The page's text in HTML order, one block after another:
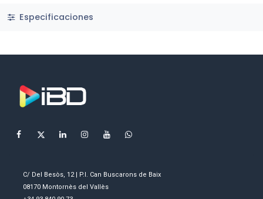
Especificaciones
C/ Del Besòs, 12 | P.I. Can Buscarons de Baix
08170 Montornès del Vallès